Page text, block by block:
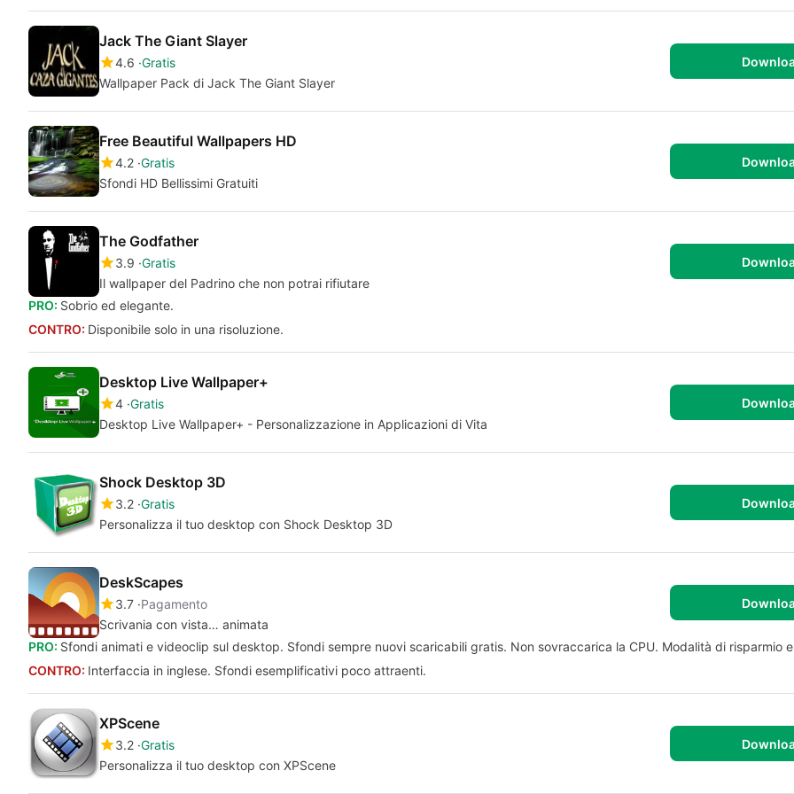
Jack The Giant Slayer
4.6 Gratis
Wallpaper Pack di Jack The Giant Slayer
Free Beautiful Wallpapers HD
4.2 Gratis
Sfondi HD Bellissimi Gratuiti
The Godfather
3.9 Gratis
Il wallpaper del Padrino che non potrai rifiutare
PRO: Sobrio ed elegante.
CONTRO: Disponibile solo in una risoluzione.
Desktop Live Wallpaper+
4 Gratis
Desktop Live Wallpaper+ - Personalizzazione in Applicazioni di Vita
Shock Desktop 3D
3.2 Gratis
Personalizza il tuo desktop con Shock Desktop 3D
DeskScapes
3.7 Pagamento
Scrivania con vista… animata
PRO: Sfondi animati e videoclip sul desktop. Sfondi sempre nuovi scaricabili gratis. Non sovraccarica la CPU. Modalità di risparmio
CONTRO: Interfaccia in inglese. Sfondi esemplificativi poco attraenti.
XPScene
3.2 Gratis
Personalizza il tuo desktop con XPScene